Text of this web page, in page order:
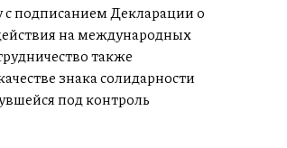
подписанием Декларации о
на международных
также
знака солидарности
под контроль